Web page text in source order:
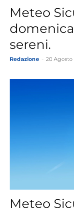
Meteo
sereni.
Redazione 20 Agosto
Meteo